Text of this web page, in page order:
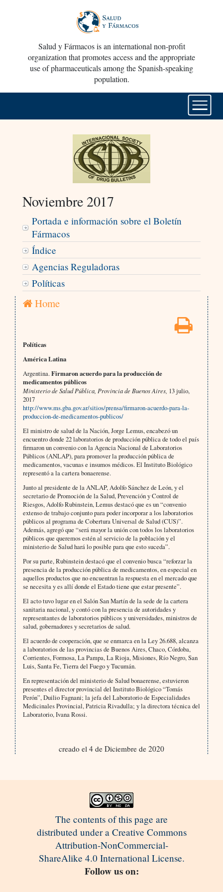
Salud y Fármacos is an international non-profit
organization that promotes access and the appropriate
use of pharmaceuticals among the Spanish-speaking
population.
Noviembre 2017
Portada e información sobre el Boletín
Fármacos
Índice
Agencias Reguladoras
Políticas
Home
Políticas
América Latina
Argentina.Firmaron acuerdo para la producción de
medicamentos públicos
Ministerio de Salud Pública, Provincia de Buenos Aires, 13 julio,
2017
http://www.ms.gba.gov.ar/sitios/prensa/firmaron-acuerdo-para-la-
produccion-de-medicamentos-publicos/
El ministro de salud de la Nación, Jorge Lemus, encabezó un
encuentro donde 22 laboratorios de producción pública de todo el país
firmaron un convenio con la Agencia Nacional de Laboratorios
Públicos (ANLAP), para promover la producción pública de
medicamentos, vacunas e insumos médicos. El Instituto Biológico
representó a la cartera bonaerense.
Junto al presidente de la ANLAP, Adolfo Sánchez de León, y el
secretario de Promoción de la Salud, Prevención y Control de
Riesgos, Adolfo Rubinstein, Lemus destacó que es un “convenio
extenso de trabajo conjunto para poder incorporar a los laboratorios
públicos al programa de Cobertura Universal de Salud (CUS)”.
Además, agregó que “será mayor la unión con todos los laboratorios
públicos que queremos estén al servicio de la población y el
ministerio de Salud hará lo posible para que esto suceda”.
Por su parte, Rubinstein destacó que el convenio busca “reforzar la
presencia de la producción pública de medicamentos, en especial en
aquellos productos que no encuentran la respuesta en el mercado que
se necesita y es allí donde el Estado tiene que estar presente”.
El acto tuvo lugar en el Salón San Martín de la sede de la cartera
sanitaria nacional, y contó con la presencia de autoridades y
representantes de laboratorios públicos y universidades, ministros de
salud, gobernadores y secretarios de salud.
El acuerdo de cooperación, que se enmarca en la Ley 26.688, alcanza
a laboratorios de las provincias de Buenos Aires, Chaco, Córdoba,
Corrientes, Formosa, La Pampa, La Rioja, Misiones, Río Negro, San
Luis, Santa Fe, Tierra del Fuego y Tucumán.
En representación del ministerio de Salud bonaerense, estuvieron
presentes el director provincial del Instituto Biológico “Tomás
Perón”, Duilio Fagnani; la jefa del Laboratorio de Especialidades
Medicinales Provincial, Patricia Rivadulla; y la directora técnica del
Laboratorio, Ivana Rossi.
creado el 4 de Diciembre de 2020
The contents of this page are
distributed under a Creative Commons
Attribution-NonCommercial-
ShareAlike 4.0 International License.
Follow us on: